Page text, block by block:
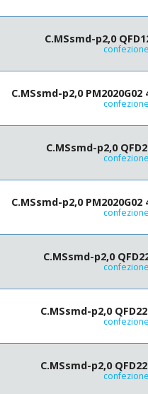
25
30
C.MSsmd-p2,0
C.MSsmd-p2,0 PM2020G02
C.MSsmd-p2,0
C.MSsmd-p2,0 PM2020G02
C.MSsmd-p2,0
C.MSsmd-p2,0
C.MSsmd-p2,0